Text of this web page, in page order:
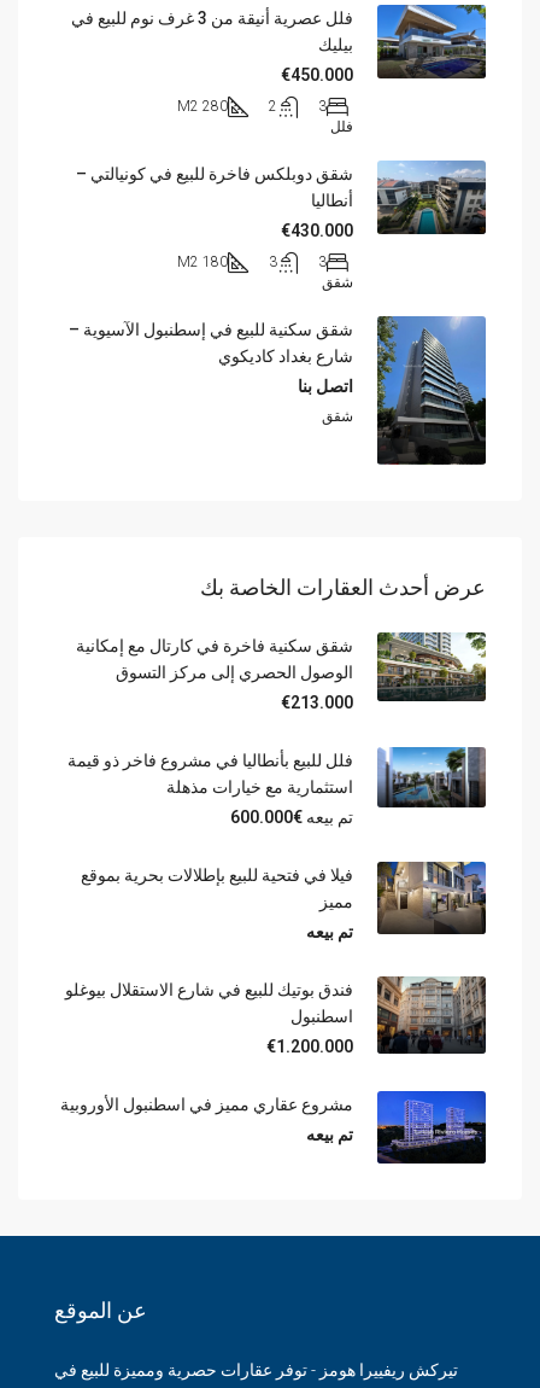
فلل عصرية أنيقة من 3 غرف نوم للبيع في
بيليك
€450.000
3
2
280 M2
فلل
شقق دوبلكس فاخرة للبيع في كونيالتي –
أنطاليا
€430.000
3
3
180 M2
شقق
شقق سكنية للبيع في إسطنبول الآسيوية –
شارع بغداد كاديكوي
اتصل بنا
شقق
عرض أحدث العقارات الخاصة بك
شقق سكنية فاخرة في كارتال مع إمكانية
الوصول الحصري إلى مركز التسوق
€213.000
فلل للبيع بأنطاليا في مشروع فاخر ذو قيمة
استثمارية مع خيارات مذهلة
تم بيعه €600.000
فيلا في فتحية للبيع بإطلالات بحرية بموقع
مميز
تم بيعه
فندق بوتيك للبيع في شارع الاستقلال بيوغلو
اسطنبول
€1.200.000
مشروع عقاري مميز في اسطنبول الأوروبية
تم بيعه
عن الموقع
تيركش ريفييرا هومز - توفر عقارات حصرية ومميزة للبيع في